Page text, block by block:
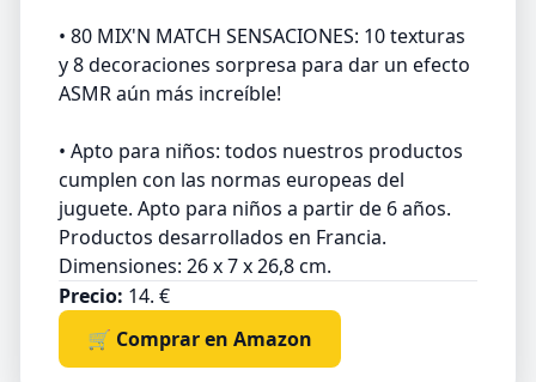
• 80 MIX'N MATCH SENSACIONES: 10 texturas
y 8 decoraciones sorpresa para dar un efecto
ASMR aún más increíble!
• Apto para niños: todos nuestros productos
cumplen con las normas europeas del
juguete. Apto para niños a partir de 6 años.
Productos desarrollados en Francia.
Dimensiones: 26 x 7 x 26,8 cm.
Precio: 14. €
🛒 Comprar en Amazon